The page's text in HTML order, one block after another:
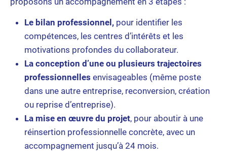
Le bilan professionnel, pour identifier les
compétences, les centres d’intérêts et les
motivations profondes du collaborateur.
La conception d’une ou plusieurs trajectoires
professionnelles envisageables (même poste
dans une autre entreprise, reconversion, création
ou reprise d’entreprise).
La mise en œuvre du projet, pour aboutir à une
réinsertion professionnelle concrète, avec un
accompagnement jusqu’à 24 mois.